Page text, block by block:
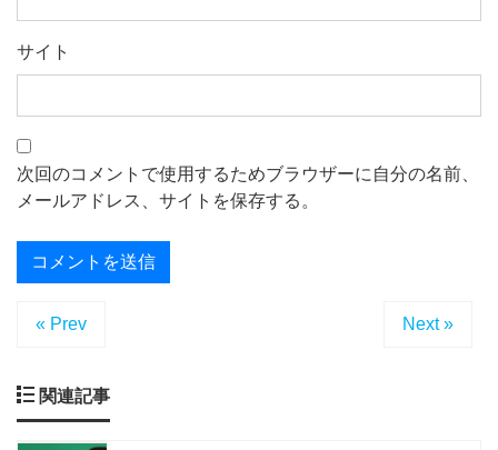
サイト
次回のコメントで使用するためブラウザーに自分の名前、
メールアドレス、サイトを保存する。
« Prev Next »
関連記事